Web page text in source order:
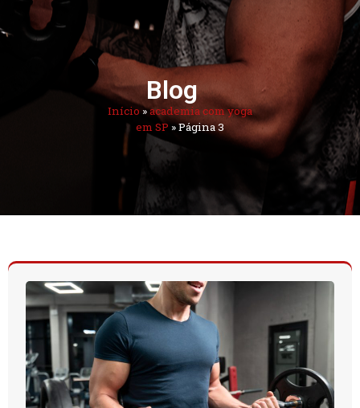
Blog
Início»academia com yoga
em SP »Página 3